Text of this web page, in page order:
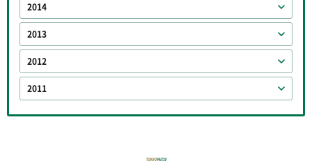
2014
2013
2012
2011